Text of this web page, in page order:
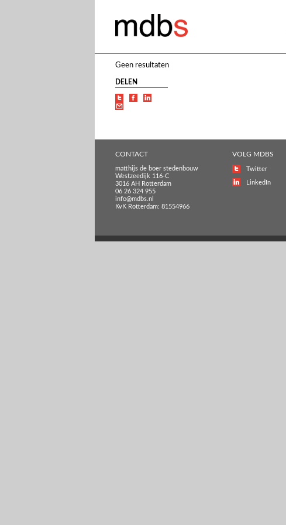
Geen resultaten
DELEN
CONTACT
matthijs de boer stedenbouw
Westzeedijk 116-C
3016 AH Rotterdam
06 26 324 955
info@mdbs.nl
KvK Rotterdam: 81554966
VOLG MDBS
Twitter
LinkedIn